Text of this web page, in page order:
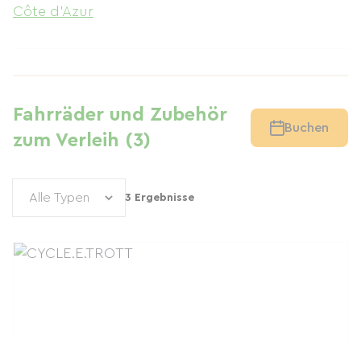
Côte d'Azur
Fahrräder und Zubehör
zum Verleih (3)
Buchen
3 Ergebnisse